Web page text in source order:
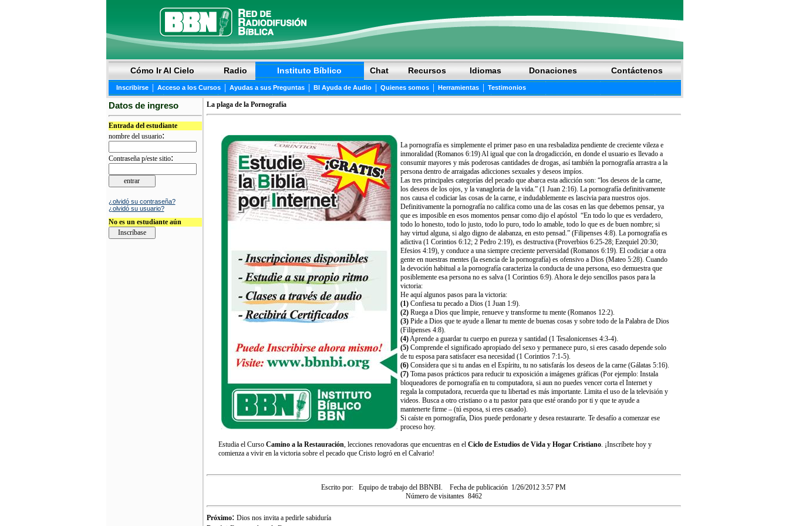
Cómo Ir Al Cielo Radio Instituto Bíblico Chat Recursos Idiomas Donaciones Contáctenos
Inscribirse | Acceso a los Cursos | Ayudas a sus Preguntas | BI Ayuda de Audio | Quienes somos | Herramientas | Testimonios
Datos de ingreso
Entrada del estudiante
nombre del usuario:
Contraseña p/este sitio:
¿olvidó su contraseña?
¿olvidó su usuario?
No es un estudiante aún
La plaga de la Pornografía
La pornografía es simplemente el primer paso en una resbaladiza pendiente de creciente vileza e
inmoralidad (Romanos 6:19) Al igual que con la drogadicción, en donde el usuario es llevado a
consumir mayores y más poderosas cantidades de drogas, así también la pornografía arrastra a la
persona dentro de arraigadas adicciones sexuales y deseos impíos.
Las tres principales categorías del pecado que abarca esta adicción son: “los deseos de la carne,
los deseos de los ojos, y la vanagloria de la vida.” (1 Juan 2:16). La pornografía definitivamente
nos causa el codiciar las cosas de la carne, e indudablemente es lascivia para nuestros ojos.
Definitivamente la pornografía no califica como una de las cosas en las que debemos pensar, ya
que es imposible en esos momentos pensar como dijo el apóstol “En todo lo que es verdadero,
todo lo honesto, todo lo justo, todo lo puro, todo lo amable, todo lo que es de buen nombre; si
hay virtud alguna, si algo digno de alabanza, en esto pensad.” (Filipenses 4:8). La pornografía es
adictiva (1 Corintios 6:12; 2 Pedro 2:19), es destructiva (Proverbios 6:25-28; Ezequiel 20:30;
Efesios 4:19), y conduce a una siempre creciente perversidad (Romanos 6:19). El codiciar a otra
gente en nuestras mentes (la esencia de la pornografía) es ofensivo a Dios (Mateo 5:28). Cuando
la devoción habitual a la pornografía caracteriza la conducta de una persona, eso demuestra que
posiblemente esa persona no es salva (1 Corintios 6:9). Ahora le dejo sencillos pasos para la
victoria:
He aquí algunos pasos para la victoria:
(1)Confiesa tu pecado a Dios (1 Juan 1:9).
(2)Ruega a Dios que limpie, renueve y transforme tu mente (Romanos 12:2).
(3)Pide a Dios que te ayude a llenar tu mente de buenas cosas y sobre todo de la Palabra de Dios
(Filipenses 4:8).
(4)Aprende a guardar tu cuerpo en pureza y santidad (1 Tesalonicenses 4:3-4).
(5)Comprende el significado apropiado del sexo y permanece puro, si eres casado depende solo
de tu esposa para satisfacer esa necesidad (1 Corintios 7:1-5).
(6)Considera que si tu andas en el Espíritu, tu no satisfarás los deseos de la carne (Gálatas 5:16).
(7)Toma pasos prácticos para reducir tu exposición a imágenes gráficas (Por ejemplo: Instala
bloqueadores de pornografía en tu computadora, si aun no puedes vencer corta el Internet y
regala la computadora, recuerda que tu libertad es más importante. Limita el uso de la televisión y
videos. Busca a otro cristiano o a tu pastor para que esté orando por ti y que te ayude a
mantenerte firme – (tú esposa, si eres casado).
Si caíste en pornografía, Dios puede perdonarte y desea restaurarte. Te desafío a comenzar ese
proceso hoy.
Estudia el Curso Camino a la Restauración, lecciones renovadoras que encuentras en el Ciclo de Estudios de Vida y Hogar Cristiano. ¡Inscríbete hoy y
comienza a vivir en la victoria sobre el pecado que Cristo logró en el Calvario!
Escrito por: Equipo de trabajo del BBNBI. Fecha de publicación 1/26/2012 3:57 PM
Número de visitantes 8462
Próximo: Dios nos invita a pedirle sabiduría